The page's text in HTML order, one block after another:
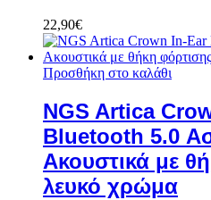
22,90€
Προσθήκη στο καλάθι
NGS Artica
Bluetooth 5.0
Ακουστικά με
λευκό χρώμα